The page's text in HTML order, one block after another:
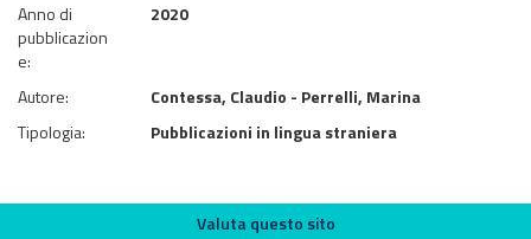
Anno di
pubblicazion
e:
2020
Autore:
Contessa, Claudio - Perrelli, Marina
Tipologia:
Pubblicazioni in lingua straniera
Valuta questo sito
Valuta questo sito